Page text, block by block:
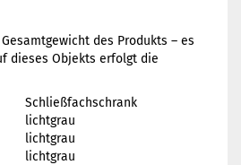
des Produkts – es
dieses Objekts erfolgt die
Schließfachschrank
lichtgrau
lichtgrau
lichtgrau